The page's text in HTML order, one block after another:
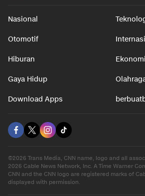
Nasional
Otomotif
Hiburan Ekonomi
Gaya Hidup
Download Apps
©2026 Trans Media, CNN name, logo and all
2026 Cable News Network, Inc. A Time Warner
CNN and the CNN logo are registered marks of
displayed with permission.